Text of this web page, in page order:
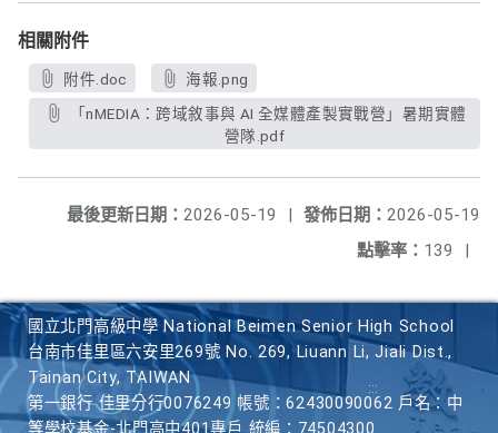
相關附件
附件.doc
海報.png
營隊.pdf
發佈日期： 2026-05-19
最後更新日期： 2026-05-19
|
點擊率： 139 |
國立北門高級中學 National Beimen Senior High School
台南市佳里區六安里269號 No. 269, Liuann Li, Jiali Dist.,
Tainan City, TAIWAN
第一銀行 佳里分行0076249 帳號：62430090062 戶名：中
等學校基金-北門高中401專戶 統編：74504300